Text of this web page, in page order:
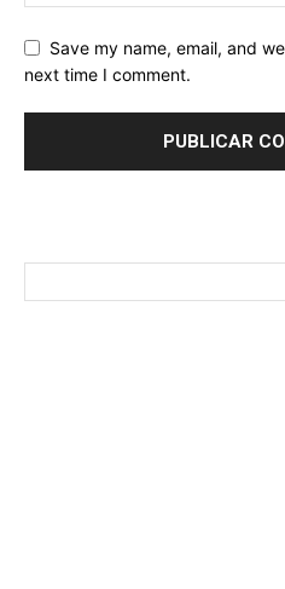
Save my name, email, and
next time I comment.